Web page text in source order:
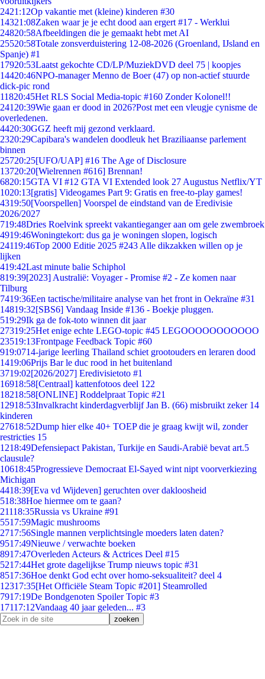
2421:12Op vakantie met (kleine) kinderen #30
14321:08Zaken waar je je echt dood aan ergert #17 - Werklui
24820:58Afbeeldingen die je gemaakt hebt met AI
25520:58Totale zonsverduistering 12-08-2026 (Groenland, IJsland en
Spanje) #1
17920:53Laatst gekochte CD/LP/MuziekDVD deel 75 | koopjes
14420:46NPO-manager Menno de Boer (47) op non-actief stuurde
dick-pic rond
11820:45Het RLS Social Media-topic #160 Zonder Kolonel!!
241 20:39Wie gaan er dood in 2026?Post met een vleugje cynisme de
overledenen.
4420:30GGZ heeft mij gezond verklaard.
2320:29Capibara's wandelen doodleuk het Braziliaanse parlement
binnen
25720:25[UFO/UAP] #16 The Age of Disclosure
13720:20[Wielrennen #616] Brennan!
6820:15GTA VI #12 GTA VI Extended look 27 Augustus Netflix/YT
1020:13[gratis] Videogames Part 9: Gratis en free-to-play games!
4319:50[Voorspellen] Voorspel de eindstand van de Eredivisie
2026/2027
719:48Dries Roelvink spreekt vakantieganger aan om gele zwembroek
4919:46Woningtekort: dus ga je woningen slopen, logisch
24119:46Top 2000 Editie 2025 #243 Alle dikzakken willen op je
lijken
419:42Last minute balie Schiphol
819:39[2023] Australië: Voyager - Promise #2 - Ze komen naar
Tilburg
7419:36Een tactische/militaire analyse van het front in Oekraïne #31
14819:32[SBS6] Vandaag Inside #136 - Boekje pluggen.
519:29Ik ga de fok-toto winnen dit jaar
27319:25Het enige echte LEGO-topic #45 LEGOOOOOOOOOOO
23519:13Frontpage Feedback Topic #60
919:0714-jarige leerling Thailand schiet grootouders en leraren dood
1419:06Prijs Bar le duc rood in het buitenland
3719:02[2026/2027] Eredivisietoto #1
16918:58[Centraal] kattenfotoos deel 122
18218:58[ONLINE] Roddelpraat Topic #21
12918:53Invalkracht kinderdagverblijf Jan B. (66) misbruikt zeker 14
kinderen
27618:52Dump hier elke 40+ TOEP die je graag kwijt wil, zonder
restricties 15
1218:49Defensiepact Pakistan, Turkije en Saudi-Arabië bevat art.5
clausule?
10618:45Progressieve Democraat El-Sayed wint nipt voorverkiezing
Michigan
4418:39[Eva vd Wijdeven] geruchten over dakloosheid
518:38Hoe hiermee om te gaan?
21118:35Russia vs Ukraine #91
5517:59Magic mushrooms
2717:56Single mannen verplichtsingle moeders laten daten?
9517:49Nieuwe / verwachte boeken
8917:47Overleden Acteurs & Actrices Deel #15
5217:44Het grote dagelijkse Trump nieuws topic #31
8517:36Hoe denkt God echt over homo-seksualiteit? deel 4
12317:35[Het Officiële Steam Topic #201] Steamrolled
7917:19De Bondgenoten Spoiler Topic #3
17117:12Vandaag 40 jaar geleden... #3